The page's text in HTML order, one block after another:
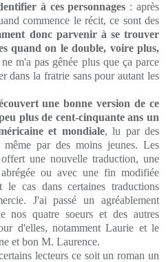
à ces personnages : après
commence le récit, ce sont des
donc parvenir à se trouver
quand on le double, voire plus,
m'a pas gênée plus que ça parce
dans la fratrie sans pour autant les
une bonne version de ce
plus de cent-cinquante ans un
et mondiale, lu par des
par des moins jeunes. Les
une nouvelle traduction, une
ou avec une fin modifiée
le cas dans certaines traductions
J'ai passé un agréablement
nos quatre soeurs et des autres
d'elles, notamment Laurie et le
et bon M. Laurence.
lecteurs ce soit un roman un